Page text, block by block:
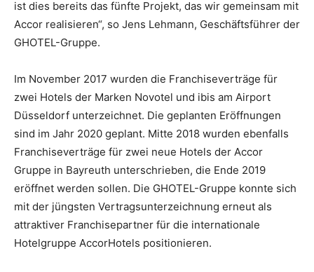
ist dies bereits das fünfte Projekt, das wir gemeinsam mit
Accor realisieren“, so Jens Lehmann, Geschäftsführer der
GHOTEL-Gruppe.
Im November 2017 wurden die Franchiseverträge für
zwei Hotels der Marken Novotel und ibis am Airport
Düsseldorf unterzeichnet. Die geplanten Eröffnungen
sind im Jahr 2020 geplant. Mitte 2018 wurden ebenfalls
Franchiseverträge für zwei neue Hotels der Accor
Gruppe in Bayreuth unterschrieben, die Ende 2019
eröffnet werden sollen. Die GHOTEL-Gruppe konnte sich
mit der jüngsten Vertragsunterzeichnung erneut als
attraktiver Franchisepartner für die internationale
Hotelgruppe AccorHotels positionieren.